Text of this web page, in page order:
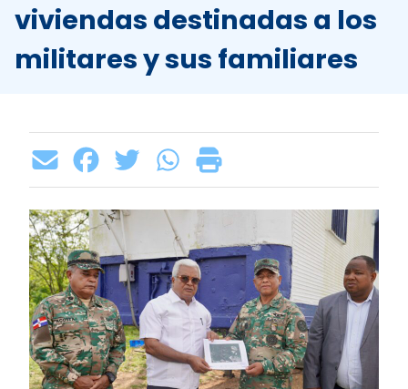
viviendas destinadas a los
militares y sus familiares